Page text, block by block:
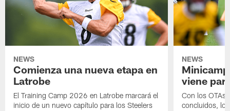
NEWS
Comienza una nueva etapa en
Latrobe
El Training Camp 2026 en Latrobe marcará el
inicio de un nuevo capítulo para los Steelers
NEWS
viene
Con los OTAs
concluidos,